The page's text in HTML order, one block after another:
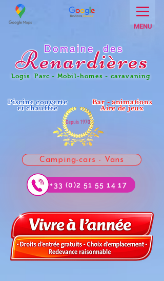
MENU
Domaine des
Renardières
Parc - Mobil-homes - caravaning
Piscine couverte
et chauffée
Bar - animations
Aire de jeux
Camping-cars - Vans
+33 (0)2 51 55 14 17